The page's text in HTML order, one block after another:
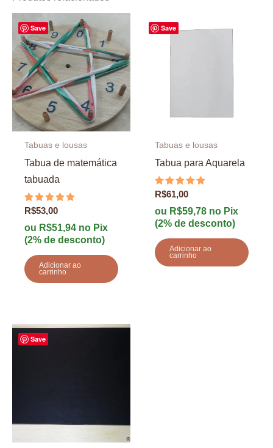
Save
Tabuas e lousas
Tabua de matemática
tabuada
Avaliação
de 5
R$53,00
ou R$51,94no Pix
(2% de desconto)
Adicionar ao
carrinho
Save
Tabuas e lousas
Tabua para Aquarela
Avaliação
de 5
R$61,00
ou R$59,78no Pix
(2% de desconto)
Adicionar ao
carrinho
Save